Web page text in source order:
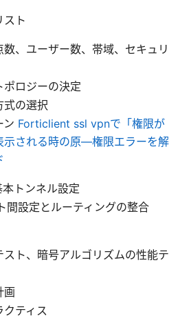
スト
、ユーザー数、帯域、セキュリ
ポロジーの決定
式の選択
ン Forticlient ssl vpnで「権限が
示される時の原—権限エラーを解
トンネル設定
間設定とルーティングの整合
ト、暗号アルゴリズムの性能テ
画
ティス